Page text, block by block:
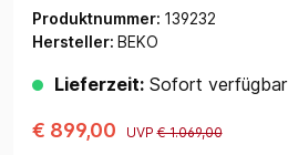
Produktnummer: 139232
Hersteller: BEKO
Lieferzeit:Sofort verfügbar
€ 899,00 UVP€ 1.069,00